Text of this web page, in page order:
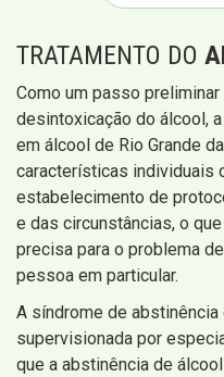
TRATAMENTO DO
Como um passo
desintoxicação do álcool,
em álcool de Rio Grande
características individuais
estabelecimento de
e das circunstâncias, o
precisa para o problema
pessoa em particular.
A síndrome de
supervisionada por
que a abstinência de